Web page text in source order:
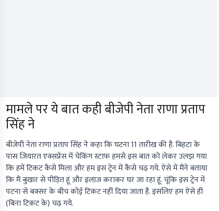
मामले पर ये बात कही बीजेपी नेता राणा प्रताप
सिंह ने
बीजेपी नेता राणा प्रताप सिंह ने कहा कि घटना 11 तारीख की है. बिहटा के
पास जियारत एक्सप्रेस में चेकिंग स्टाफ हमसे इस बात को लेकर उलझ गया
कि हमें टिकट कैसे मिला और हम इस ट्रेन में कैसे चढ़ गये. ऐसे में मैंने बताया
कि मैं बुखार से पीड़ित हूं और इलाज कराकर घर जा रहा हूं. चूंकि इस ट्रेन में
पटना से बक्सर के बीच कोई टिकट नहीं दिया जाता है. इसलिए हम ऐसे ही
(बिना टिकट के) चढ़ गये.